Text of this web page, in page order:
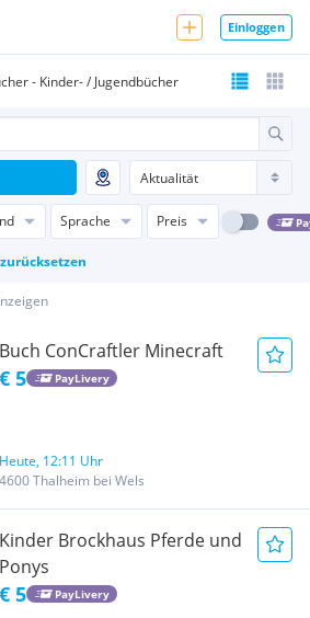
Einloggen
- Kinder- / Jugendbücher
Sprache Preis
Buch ConCraftler Minecraft
€ 5 PayLivery
Heute, 12:11 Uhr
4600 Thalheim bei Wels
Kinder Brockhaus Pferde und
Ponys
€ 5 PayLivery